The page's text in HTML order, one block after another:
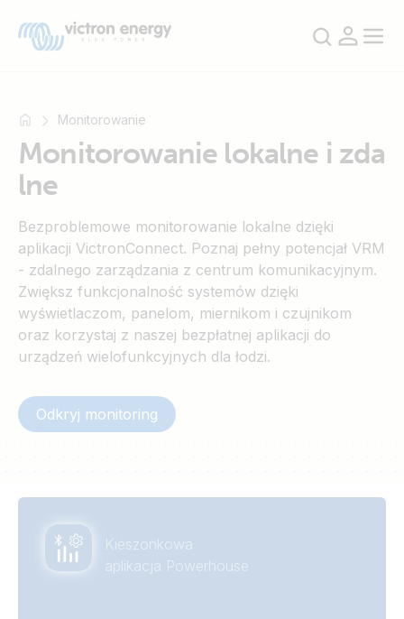
SmartSolar
Multiplus-
Orion
SmartShunt
Monitorowanie
Monitorowanie lokalne i zda
lne
Bezproblemowe monitorowanie lokalne dzięki
aplikacji VictronConnect. Poznaj pełny potencjał VRM
- zdalnego zarządzania z centrum komunikacyjnym.
Zwiększ funkcjonalność systemów dzięki
wyświetlaczom, panelom, miernikom i czujnikom
oraz korzystaj z naszej bezpłatnej aplikacji do
urządzeń wielofunkcyjnych dla łodzi.
Odkryj monitoring
Kieszonkowa
aplikacja Powerhouse